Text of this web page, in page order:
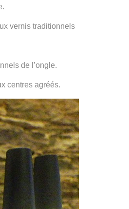
vernis traditionnels
de l’ongle.
centres agréés.